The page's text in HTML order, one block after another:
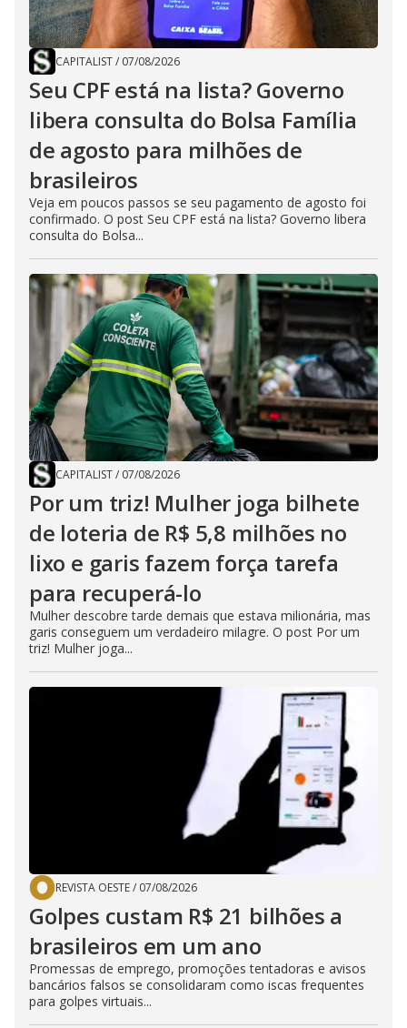
CAPITALIST/ 07/08/2026
Seu CPF está na lista? Governo
libera consulta do Bolsa Família
de agosto para milhões de
brasileiros
Veja em poucos passos se seu pagamento de agosto foi
confirmado. O post Seu CPF está na lista? Governo libera
consulta do Bolsa...
CAPITALIST/ 07/08/2026
Por um triz! Mulher joga bilhete
de loteria de R$ 5,8 milhões no
lixo e garis fazem força tarefa
para recuperá-lo
Mulher descobre tarde demais que estava milionária, mas
garis conseguem um verdadeiro milagre. O post Por um
triz! Mulher joga...
REVISTA OESTE/ 07/08/2026
Golpes custam R$ 21 bilhões a
brasileiros em um ano
Promessas de emprego, promoções tentadoras e avisos
bancários falsos se consolidaram como iscas frequentes
para golpes virtuais...